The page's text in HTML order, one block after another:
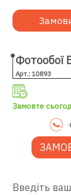
Фотообої
Арт.: 10893
Замовте
Введіть